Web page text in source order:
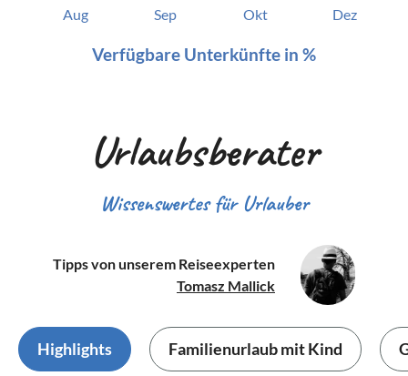
Aug Sep Okt Dez
Verfügbare Unterkünfte in %
Urlaubsberater
Wissenswertes für Urlauber
Tipps von unserem Reiseexperten
Tomasz Mallick
Highlights Familienurlaub mit Kind